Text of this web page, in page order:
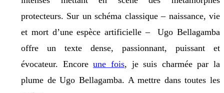
protecteurs. Sur un schéma classique – naissance, vie
et mort d’une espèce artificielle – Ugo Bellagamba
offre un texte dense, passionnant, puissant et
évocateur. Encoreune fois, je suis charmée par la
plume de Ugo Bellagamba. A mettre dans toutes les